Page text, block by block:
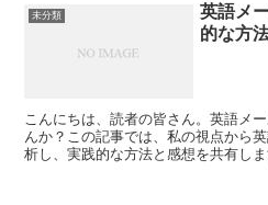
未分類
英語メ
的な方
こんにちは、読者の皆さん。英語メ
んか？この記事では、私の視点から
析し、実践的な方法と感想を共有し